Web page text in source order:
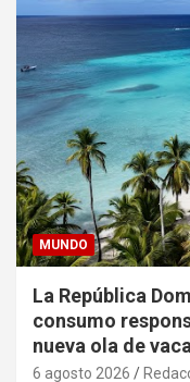
MUNDO
La República
consumo
nueva ola de
6 agosto 2026